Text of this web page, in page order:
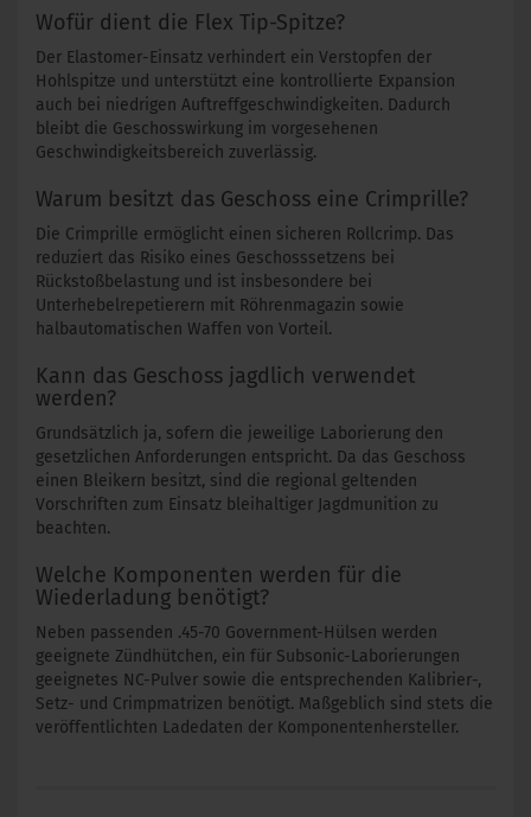
Wofür dient die Flex Tip-Spitze?
Der Elastomer-Einsatz verhindert ein Verstopfen der
Hohlspitze und unterstützt eine kontrollierte Expansion
auch bei niedrigen Auftreffgeschwindigkeiten. Dadurch
bleibt die Geschosswirkung im vorgesehenen
Geschwindigkeitsbereich zuverlässig.
Warum besitzt das Geschoss eine Crimprille?
Die Crimprille ermöglicht einen sicheren Rollcrimp. Das
reduziert das Risiko eines Geschosssetzens bei
Rückstoßbelastung und ist insbesondere bei
Unterhebelrepetierern mit Röhrenmagazin sowie
halbautomatischen Waffen von Vorteil.
Kann das Geschoss jagdlich verwendet
werden?
Grundsätzlich ja, sofern die jeweilige Laborierung den
gesetzlichen Anforderungen entspricht. Da das Geschoss
einen Bleikern besitzt, sind die regional geltenden
Vorschriften zum Einsatz bleihaltiger Jagdmunition zu
beachten.
Welche Komponenten werden für die
Wiederladung benötigt?
Neben passenden .45-70 Government-Hülsen werden
geeignete Zündhütchen, ein für Subsonic-Laborierungen
geeignetes NC-Pulver sowie die entsprechenden Kalibrier-,
Setz- und Crimpmatrizen benötigt. Maßgeblich sind stets die
veröffentlichten Ladedaten der Komponentenhersteller.